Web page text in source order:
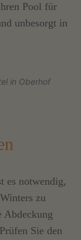
Pool für
unbesorgt in
in Oberhof
es notwendig,
zu
Abdeckung
Sie den